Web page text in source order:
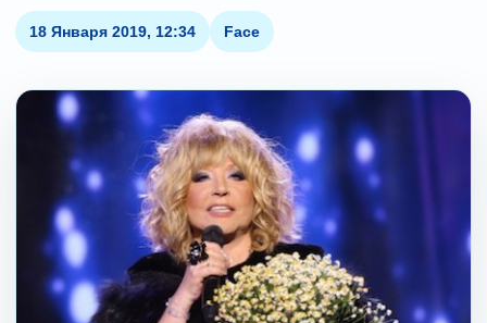
18 Января 2019, 12:34 Face